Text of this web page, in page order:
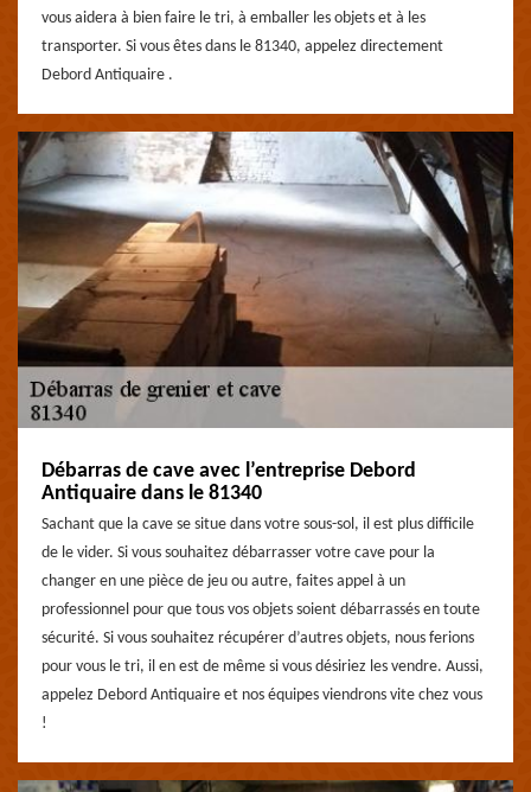
vous aidera à bien faire le tri, à emballer les objets et à les
transporter. Si vous êtes dans le 81340, appelez directement
Debord Antiquaire .
Débarras de cave avec l’entreprise Debord
Antiquaire dans le 81340
Sachant que la cave se situe dans votre sous-sol, il est plus difficile
de le vider. Si vous souhaitez débarrasser votre cave pour la
changer en une pièce de jeu ou autre, faites appel à un
professionnel pour que tous vos objets soient débarrassés en toute
sécurité. Si vous souhaitez récupérer d’autres objets, nous ferions
pour vous le tri, il en est de même si vous désiriez les vendre. Aussi,
appelez Debord Antiquaire et nos équipes viendrons vite chez vous
!